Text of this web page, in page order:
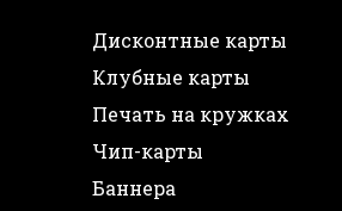
Дисконтные карты
Клубные карты
Печать на кружках
Чип-карты
Баннера